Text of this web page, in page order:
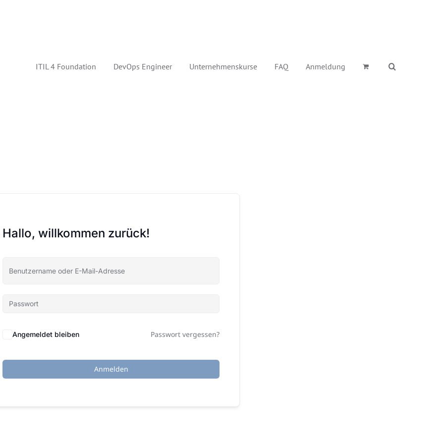
ITIL 4 Foundation DevOps Engineer Unternehmenskurse FAQ Anmeldung
Hallo, willkommen zurück!
Angemeldet bleiben Passwort vergessen?
Anmelden